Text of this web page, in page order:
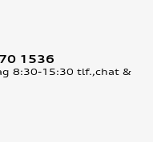
1536
8:30-15:30 tlf.,chat &